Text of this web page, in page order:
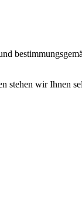
stehen wir Ihnen